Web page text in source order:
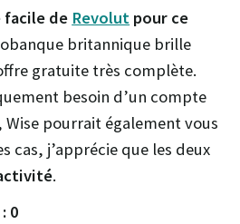
facile de Revolut pour ce
britannique brille
gratuite très complète.
besoin d’un compte
Wise pourrait également vous
cas, j’apprécie que les deux
.
0